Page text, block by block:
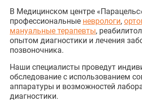
В Медицинском центре
профессиональные неврологи,
мануальные терапевты,
опытом диагностики и лечения
позвоночника.
Наши специалисты проведут
обследование с использованием
аппаратуры и возможностей
диагностики.